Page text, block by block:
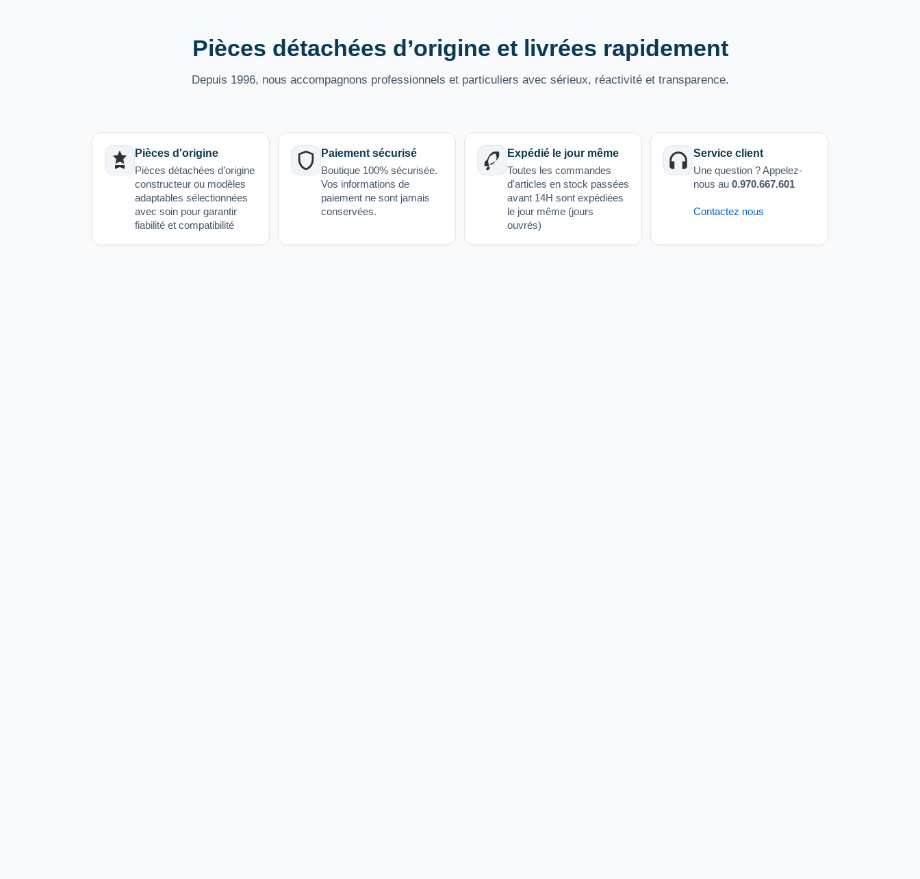
Pièces détachées d’origine et livrées rapidement
Depuis 1996, nous accompagnons professionnels et particuliers avec sérieux, réactivité et transparence.
Pièces d'origine
Pièces détachées d’origine
constructeur ou modèles
adaptables sélectionnées
avec soin pour garantir
fiabilité et compatibilité
Paiement sécurisé
Boutique 100% sécurisée.
Vos informations de
paiement ne sont jamais
conservées.
Expédié le jour même
Toutes les commandes
d'articles en stock passées
avant 14H sont expédiées
le jour même (jours
ouvrés)
Service client
Une question ? Appelez-
nous au 0.970.667.601
Contactez nous